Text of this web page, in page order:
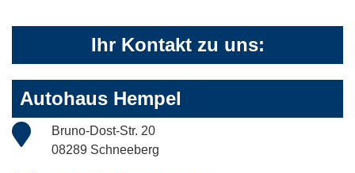
Ihr Kontakt zu uns:
Autohaus Hempel
Bruno-Dost-Str. 20
08289 Schneeberg